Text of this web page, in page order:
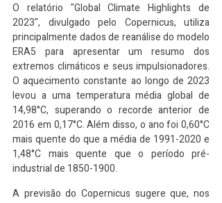
O relatório "Global Climate Highlights de
2023", divulgado pelo Copernicus, utiliza
principalmente dados de reanálise do modelo
ERA5 para apresentar um resumo dos
extremos climáticos e seus impulsionadores.
O aquecimento constante ao longo de 2023
levou a uma temperatura média global de
14,98°C, superando o recorde anterior de
2016 em 0,17°C. Além disso, o ano foi 0,60°C
mais quente do que a média de 1991-2020 e
1,48°C mais quente que o período pré-
industrial de 1850-1900.
A previsão do Copernicus sugere que, nos